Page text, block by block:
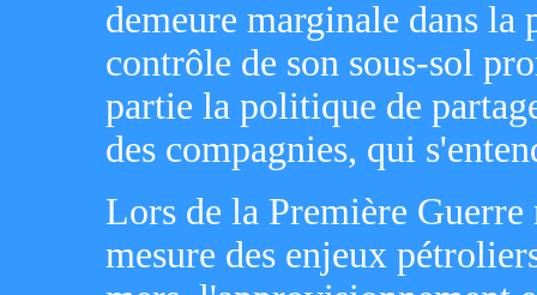
demeure marginale dans
contrôle de son sous-sol
partie la politique de
des compagnies, qui
Lors de la Première
mesure des enjeux